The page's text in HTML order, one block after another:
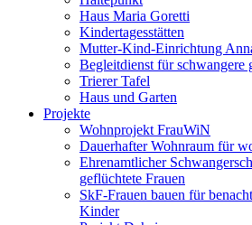
Haus Maria Goretti
Kindertagesstätten
Mutter-Kind-Einrichtung
Begleitdienst für schwangere
Trierer Tafel
Haus und Garten
Projekte
Wohnprojekt FrauWiN
Dauerhafter Wohnraum für
Ehrenamtlicher
geflüchtete Frauen
SkF-Frauen bauen für
Kinder